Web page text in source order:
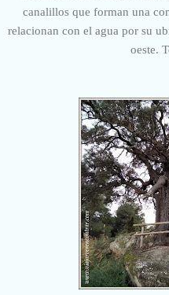
canalillos que forman una
relacionan con el agua por su
oeste.